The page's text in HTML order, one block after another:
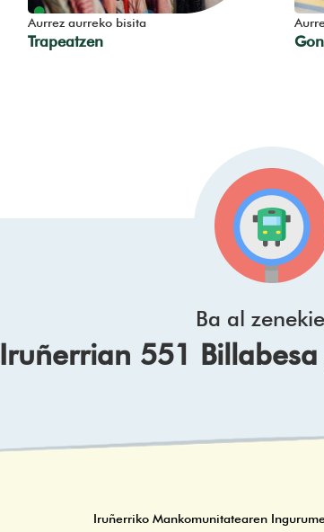
Aurrez aurreko bisita
Trapeatzen
Ba al
Iruñerrian 551
Iruñerriko Mankomunitatearen